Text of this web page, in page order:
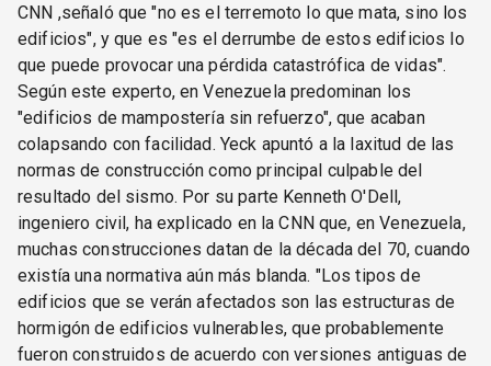
CNN ,señaló que "no es el terremoto lo que mata, sino los
edificios", y que es "es el derrumbe de estos edificios lo
que puede provocar una pérdida catastrófica de vidas".
Según este experto, en Venezuela predominan los
"edificios de mampostería sin refuerzo", que acaban
colapsando con facilidad. Yeck apuntó a la laxitud de las
normas de construcción como principal culpable del
resultado del sismo. Por su parte Kenneth O'Dell,
ingeniero civil, ha explicado en la CNN que, en Venezuela,
muchas construcciones datan de la década del 70, cuando
existía una normativa aún más blanda. "Los tipos de
edificios que se verán afectados son las estructuras de
hormigón de edificios vulnerables, que probablemente
fueron construidos de acuerdo con versiones antiguas de